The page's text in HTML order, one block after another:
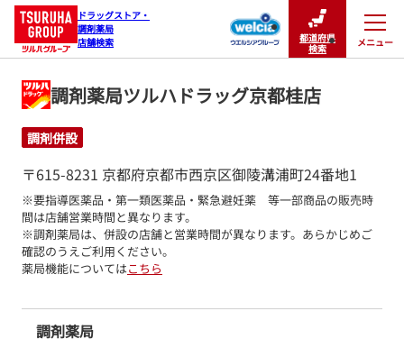
ドラッグストア・
調剤薬局
店舗検索
都道府県
検索
メニュー
閉じる
調剤薬局ツルハドラッグ京都桂店
調剤併設
〒615-8231 京都府京都市西京区御陵溝浦町24番地1
※要指導医薬品・第一類医薬品・緊急避妊薬　等一部商品の販売時
間は店舗営業時間と異なります。
※調剤薬局は、併設の店舗と営業時間が異なります。あらかじめご
確認のうえご利用ください。
薬局機能についてはこちら
調剤薬局